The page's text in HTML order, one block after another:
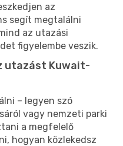
az
segít megtalálni
az utazási
figyelembe veszik.
utazást Kuwait-
– legyen szó
vagy nemzeti parki
a megfelelő
hogyan közlekedsz